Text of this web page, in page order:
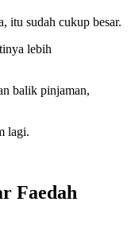
itu sudah cukup besar.
lebih
balik pinjaman,
lagi.
Faedah